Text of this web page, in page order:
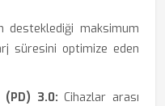
desteklediği maksimum
süresini optimize eden
(PD) 3.0: Cihazlar arası